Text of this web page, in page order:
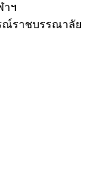
าฯ
ณ์ราชบรรณาลัย